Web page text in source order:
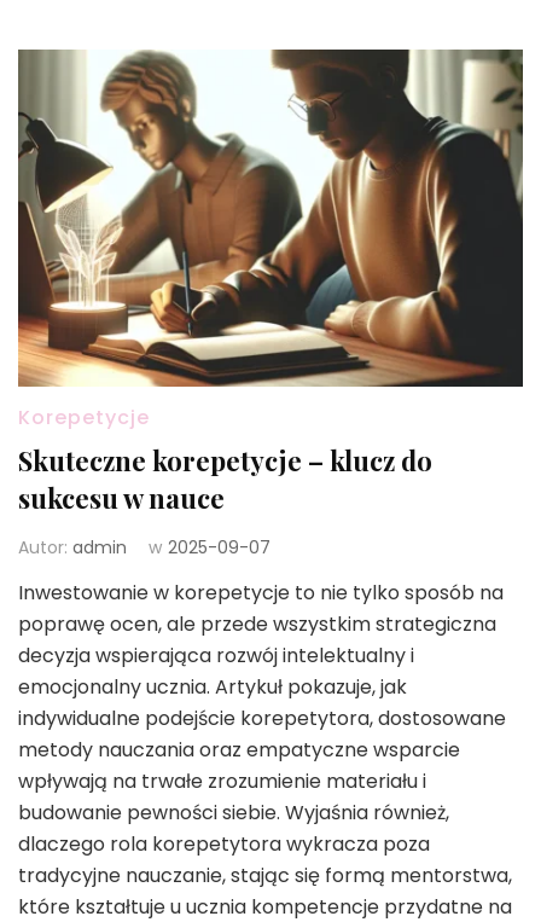
Korepetycje
Skuteczne korepetycje – klucz do
sukcesu w nauce
Autor: admin w 2025-09-07
Inwestowanie w korepetycje to nie tylko sposób na
poprawę ocen, ale przede wszystkim strategiczna
decyzja wspierająca rozwój intelektualny i
emocjonalny ucznia. Artykuł pokazuje, jak
indywidualne podejście korepetytora, dostosowane
metody nauczania oraz empatyczne wsparcie
wpływają na trwałe zrozumienie materiału i
budowanie pewności siebie. Wyjaśnia również,
dlaczego rola korepetytora wykracza poza
tradycyjne nauczanie, stając się formą mentorstwa,
które kształtuje u ucznia kompetencje przydatne na